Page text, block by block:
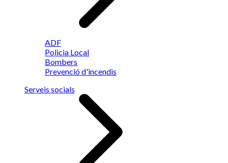
ADF
Policia Local
Bombers
Prevenció d'incendis
Serveis socials